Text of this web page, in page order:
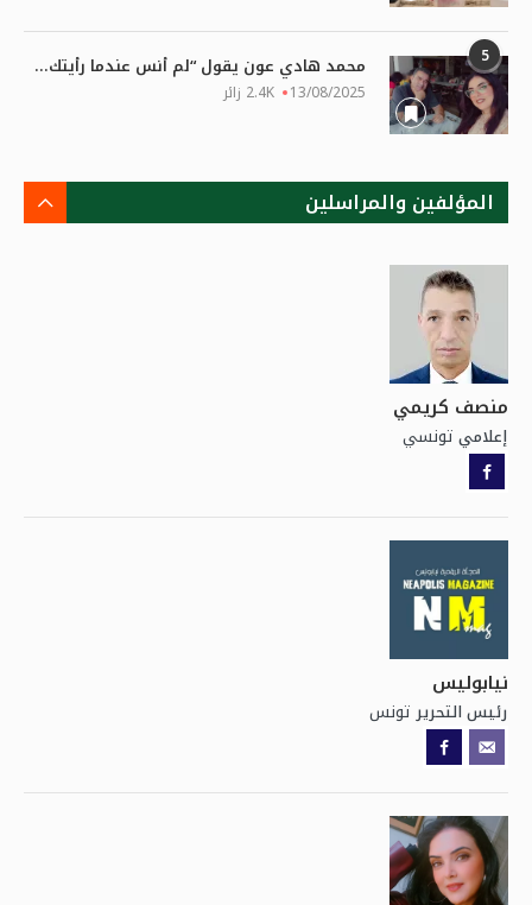
5 محمد هادي عون يقول “لم أنس عندما رأيتك...
13/08/2025 2.4K زائر
المؤلفين والمراسلين
منصف كريمي
إعلامي تونسي
نيابوليس
رئيس التحرير تونس